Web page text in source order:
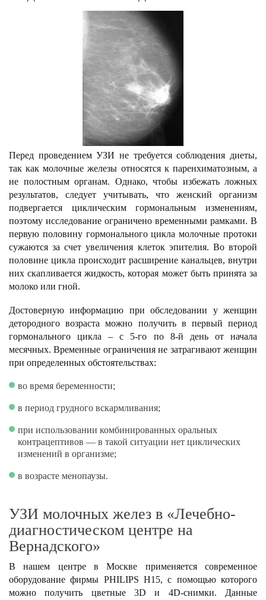
Перед проведением УЗИ не требуется соблюдения диеты,
так как молочные железы относятся к паренхиматозным, а
не полостным органам. Однако, чтобы избежать ложных
результатов, следует учитывать, что женский организм
подвергается циклическим гормональным изменениям,
поэтому исследование ограничено временными рамками. В
первую половину гормонального цикла молочные протоки
сужаются за счет увеличения клеток эпителия. Во второй
половине цикла происходит расширение канальцев, внутри
них скапливается жидкость, которая может быть принята за
молоко или гной.
Достоверную информацию при обследовании у женщин
детородного возраста можно получить в первый период
гормонального цикла – с 5-го по 8-й день от начала
месячных. Временные ограничения не затрагивают женщин
при определенных обстоятельствах:
во время беременности;
в период грудного вскармливания;
при использовании комбинированных оральных
контрацептивов — в такой ситуации нет циклических
изменений в организме;
в возрасте менопаузы.
УЗИ молочных желез в «Лечебно-
диагностическом центре на
Вернадского»
В нашем центре в Москве применяется современное
оборудование фирмы PHILIPS H15, с помощью которого
можно получить цветные 3D и 4D-снимки. Данные